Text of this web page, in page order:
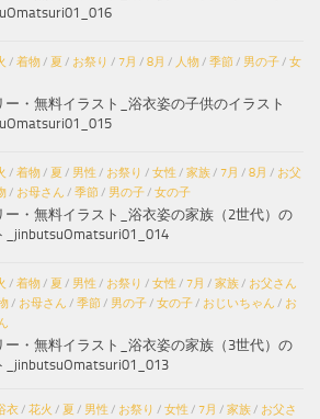
/ 着物/ 夏 / お祭り / 7月 / 8月 / 人物/ 季節/ 男の子/ 女
ー・無料イラスト_浴衣姿の子供のイラスト
/ 着物/ 夏 / 男性 / お祭り / 女性 / 家族/ 7月 / 8月 / お父
/ お母さん / 季節/ 男の子/ 女の子
ー・無料イラスト_浴衣姿の家族（2世代）の
_jinbutsuOmatsuri01_014
/ 着物/ 夏 / 男性 / お祭り / 女性 / 7月 / 家族/ お父さん
/ お母さん / 季節/ 男の子/ 女の子/ おじいちゃん / お
ー・無料イラスト_浴衣姿の家族（3世代）の
_jinbutsuOmatsuri01_013
衣/ 花火 / 夏 / 男性 / お祭り / 女性 / 7月 / 家族/ お父さ